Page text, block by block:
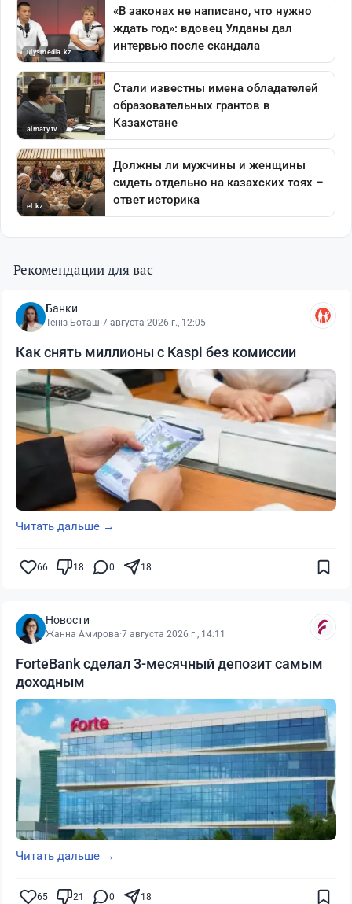
Рекомендации для вас
Банки
Теңіз Боташ·7 августа 2026 г., 12:05
Как снять миллионы с Kaspi без комиссии
Читать дальше →
66 18 0 18
Новости
Жанна Амирова·7 августа 2026 г., 14:11
ForteBank сделал 3-месячный депозит самым
доходным
Читать дальше →
65 21 0 18